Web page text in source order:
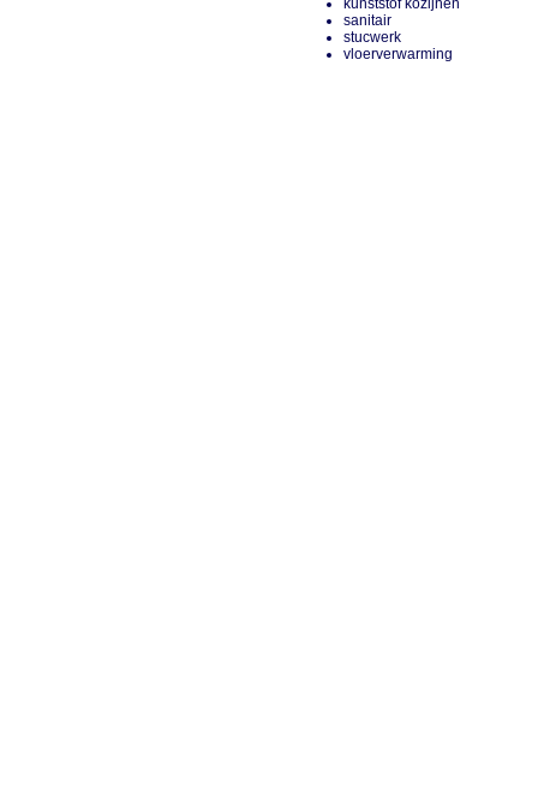
kunststof kozijnen
sanitair
stucwerk
vloerverwarming